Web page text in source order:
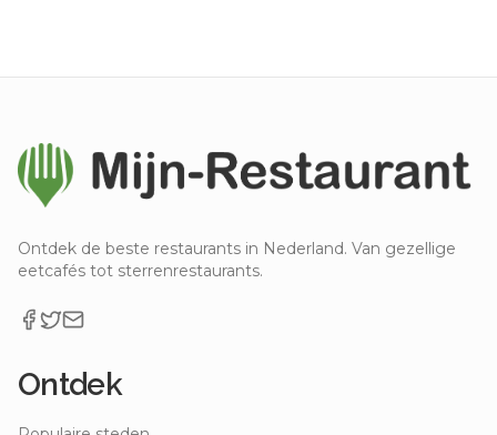
Ontdek de beste restaurants in Nederland. Van gezellige
eetcafés tot sterrenrestaurants.
Ontdek